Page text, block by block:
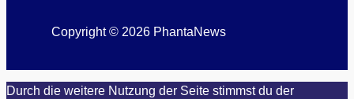
Copyright © 2026 PhantaNews
Durch die weitere Nutzung der Seite stimmst du der